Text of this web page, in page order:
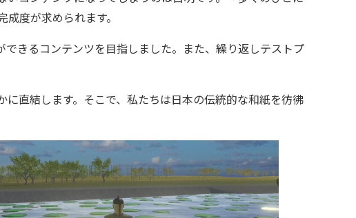
度が求められます。
きるコンテンツを目指しました。また、繰り返しテストプ
直結します。そこで、私たちは日本の伝統的な和紙を彷彿